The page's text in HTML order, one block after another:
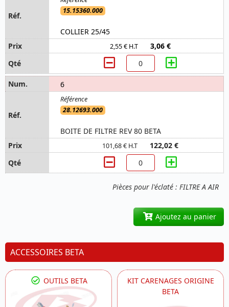
Pièces pour l'éclaté : FILTRE A AIR
15.15360.000
COLLIER 25/45
2,55 € H.T 3,06 €
6
28.12693.000
BOITE DE FILTRE REV 80 BETA
101,68 € H.T 122,02 €
Ajoutez au panier
ACCESSOIRES BETA
OUTILS BETA
KIT CARENAGES ORIGINE
BETA